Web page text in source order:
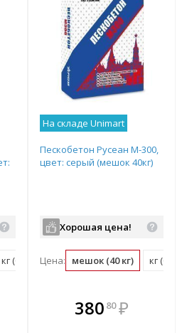
кг (0.03 мешок)
В комплекте
всегда выгоднее!
На складе Unimart
Пескобетон Русеан М-300,
цвет: серый (мешок 40кг)
Хорошая цена!
Цена: мешок (40 кг) кг (0.03
380 80 ₽